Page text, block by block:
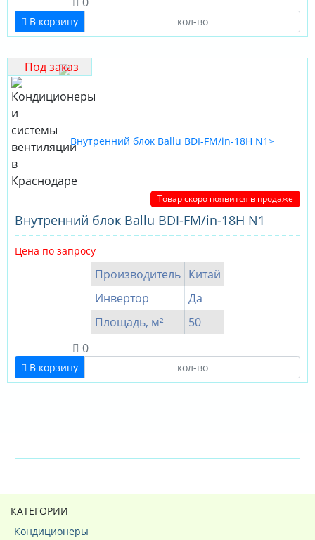
В корзину
Под заказ
Товар скоро появится в продаже
Внутренний блок Ballu BDI-FM/in-18H N1
Цена по запросу
Производитель Китай
Инвертор
Да
Площадь, м²
50
0
В корзину
КАТЕГОРИИ
Кондиционеры